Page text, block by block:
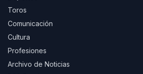
Toros
Comunicación
Cultura
Profesiones
Archivo de Noticias